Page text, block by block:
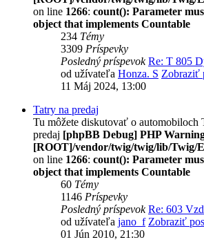
on line 1266: count(): Parameter
object that implements Countable
234 Témy
3309 Príspevky
Posledný príspevok Re: T 805
od užívateľa Honza. S Zobraziť
11 Máj 2024, 13:00
Tatry na predaj
Tu môžete diskutovať o automobiloch
predaj [phpBB Debug] PHP
[ROOT]/vendor/twig/twig/lib/Twig/
on line 1266: count(): Parameter
object that implements Countable
60 Témy
1146 Príspevky
Posledný príspevok Re: 603
od užívateľa jano_f Zobraziť
01 Jún 2010, 21:30